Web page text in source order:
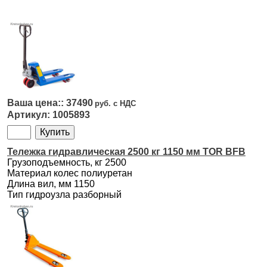
37490
1005893
Тележка гидравлическая 2500 кг 1150 мм TOR BFB
Грузоподъемность, кг 2500
Материал колес полиуретан
Длина вил, мм 1150
Тип гидроузла разборный